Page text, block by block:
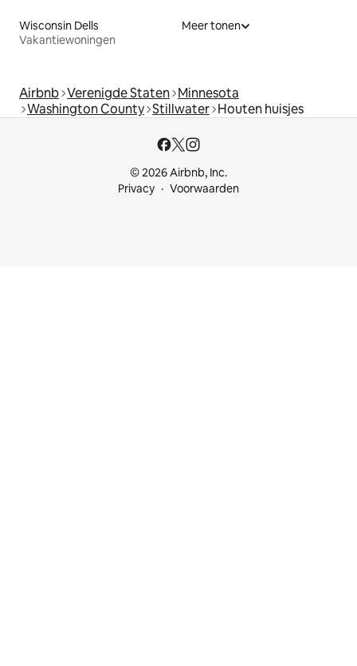
Wisconsin Dells
Vakantiewoningen
Meer tonen
Airbnb Verenigde Staten Minnesota
Washington County Stillwater Houten huisjes
© 2026 Airbnb, Inc.
Privacy
Voorwaarden